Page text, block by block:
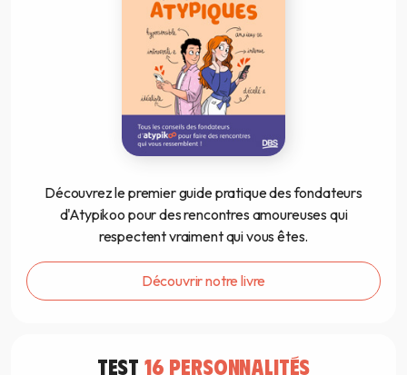
Découvrez le premier guide pratique des fondateurs
d'Atypikoo pour des rencontres amoureuses qui
respectent vraiment qui vous êtes.
Découvrir notre livre
TEST 16 PERSONNALITÉS